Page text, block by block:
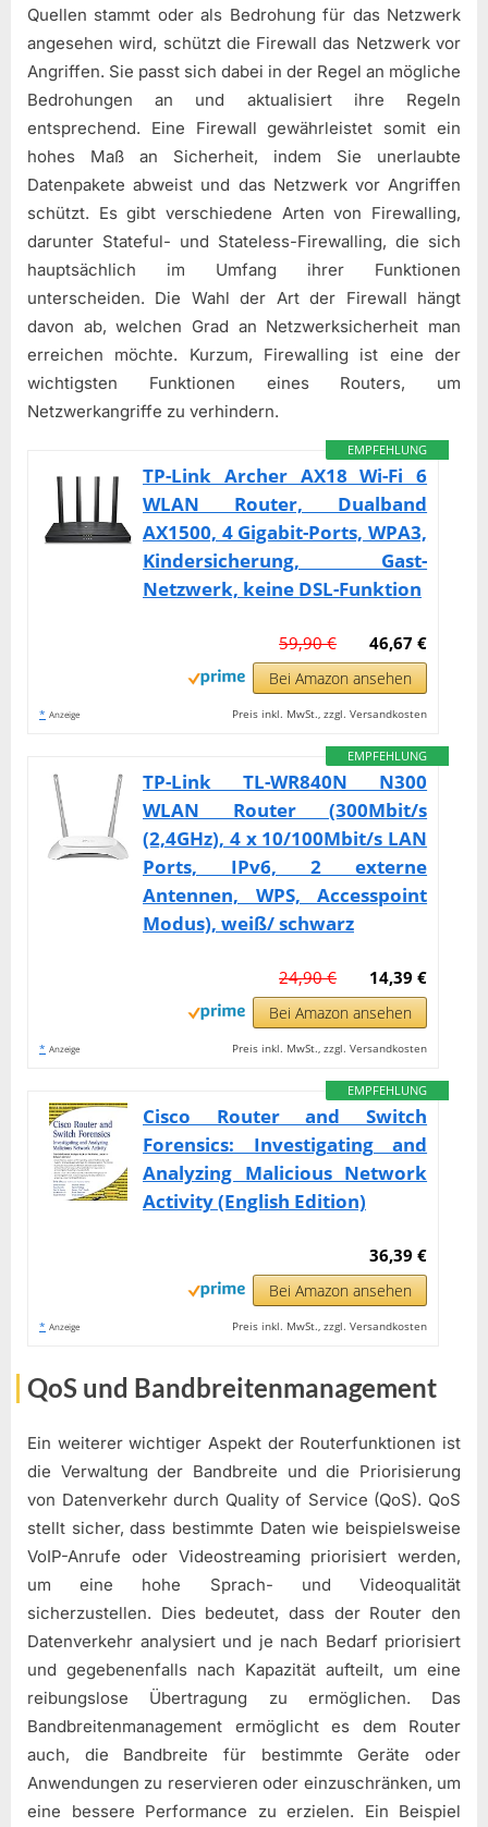
Quellen stammt oder als Bedrohung für das Netzwerk
angesehen wird, schützt die Firewall das Netzwerk vor
Angriffen. Sie passt sich dabei in der Regel an mögliche
Bedrohungen an und aktualisiert ihre Regeln
entsprechend. Eine Firewall gewährleistet somit ein
hohes Maß an Sicherheit, indem Sie unerlaubte
Datenpakete abweist und das Netzwerk vor Angriffen
schützt. Es gibt verschiedene Arten von Firewalling,
darunter Stateful- und Stateless-Firewalling, die sich
hauptsächlich im Umfang ihrer Funktionen
unterscheiden. Die Wahl der Art der Firewall hängt
davon ab, welchen Grad an Netzwerksicherheit man
erreichen möchte. Kurzum, Firewalling ist eine der
wichtigsten Funktionen eines Routers, um
Netzwerkangriffe zu verhindern.
EMPFEHLUNG
TP-Link Archer AX18 Wi-Fi 6
WLAN Router, Dualband
AX1500, 4 Gigabit-Ports, WPA3,
Kindersicherung, Gast-
Netzwerk, keine DSL-Funktion
46,67 €
59,90 €
Bei Amazon ansehen
* Anzeige Preis inkl. MwSt., zzgl. Versandkosten
EMPFEHLUNG
TP-Link TL-WR840N N300
WLAN Router (300Mbit/s
(2,4GHz), 4 x 10/100Mbit/s LAN
Ports, IPv6, 2 externe
Antennen, WPS, Accesspoint
Modus), weiß/ schwarz
14,39 €
24,90 €
Bei Amazon ansehen
* Anzeige Preis inkl. MwSt., zzgl. Versandkosten
EMPFEHLUNG
Cisco Router and Switch
Forensics: Investigating and
Analyzing Malicious Network
Activity (English Edition)
36,39 €
Bei Amazon ansehen
* Anzeige Preis inkl. MwSt., zzgl. Versandkosten
QoS und Bandbreitenmanagement
Ein weiterer wichtiger Aspekt der Routerfunktionen ist
die Verwaltung der Bandbreite und die Priorisierung
von Datenverkehr durch Quality of Service (QoS). QoS
stellt sicher, dass bestimmte Daten wie beispielsweise
VoIP-Anrufe oder Videostreaming priorisiert werden,
um eine hohe Sprach- und Videoqualität
sicherzustellen. Dies bedeutet, dass der Router den
Datenverkehr analysiert und je nach Bedarf priorisiert
und gegebenenfalls nach Kapazität aufteilt, um eine
reibungslose Übertragung zu ermöglichen. Das
Bandbreitenmanagement ermöglicht es dem Router
auch, die Bandbreite für bestimmte Geräte oder
Anwendungen zu reservieren oder einzuschränken, um
eine bessere Performance zu erzielen. Ein Beispiel